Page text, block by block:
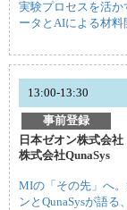
実験プロセスを活
ータとAIによる材料
13:00-13:30
事前登録
日本ゼオン株式会社
株式会社QunaSys
MIの「その先」へ
ンとQunaSysが語